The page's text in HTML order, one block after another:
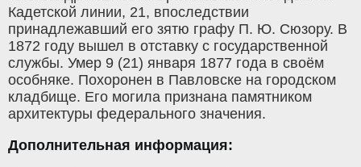
Кадетской линии, 21, впоследствии
принадлежавший его зятю графу П. Ю. Сюзору. В
1872 году вышел в отставку с государственной
службы. Умер 9 (21) января 1877 года в своём
особняке. Похоронен в Павловске на городском
кладбище. Его могила признана памятником
архитектуры федерального значения.
Дополнительная информация: